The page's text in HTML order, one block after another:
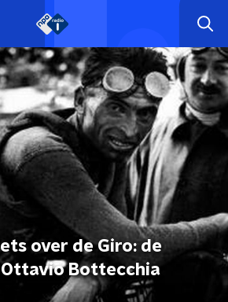
over de Giro: de
Bottecchia